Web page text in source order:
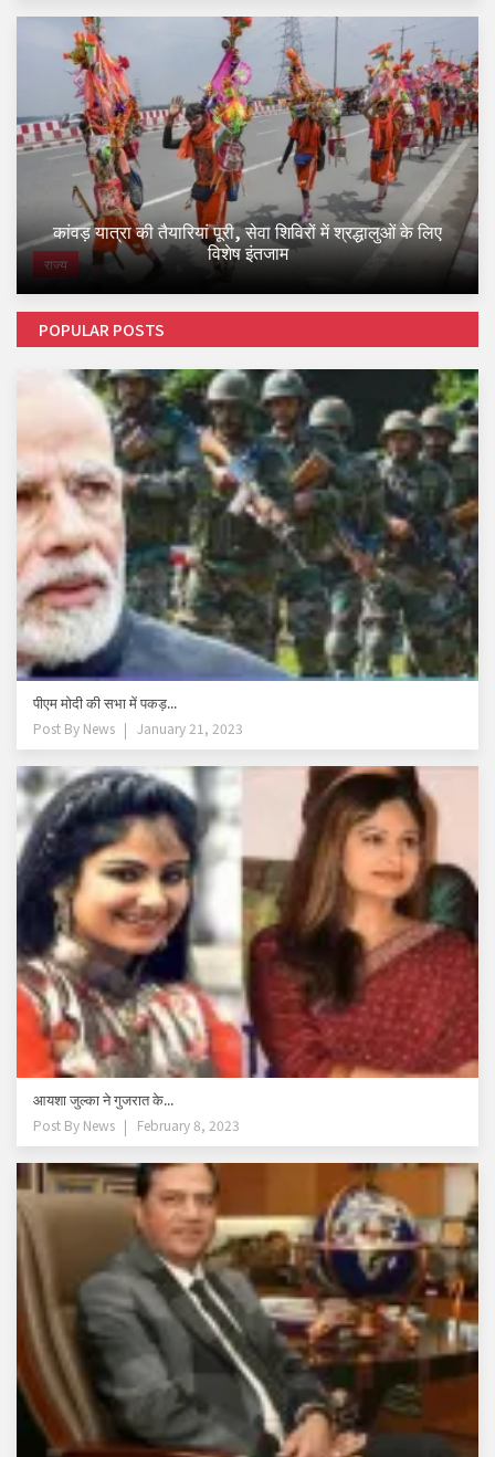
राज्य
कांवड़ यात्रा की तैयारियां पूरी, सेवा शिविरों में श्रद्धालुओं के लिए
विशेष इंतजाम
POPULAR POSTS
पीएम मोदी की सभा में पकड़...
Post By News January 21, 2023
आयशा जुल्का ने गुजरात के...
Post By News February 8, 2023